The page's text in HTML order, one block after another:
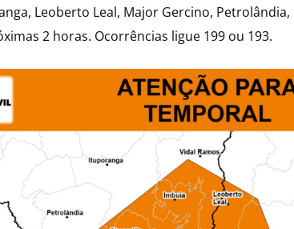
Leoberto Leal, Major Gercino,
2 horas. Ocorrências ligue 199 ou 193.